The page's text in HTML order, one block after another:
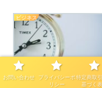
ビジネス
こんにちは 彩色将軍 彩
結構多かったりしませ
お問い合わせ
プライバシーポ
リシー
特定商取
基づく